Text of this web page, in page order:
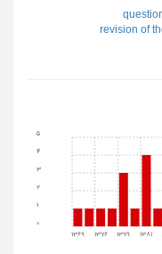
revision of
1369 1376 1379 1381
3